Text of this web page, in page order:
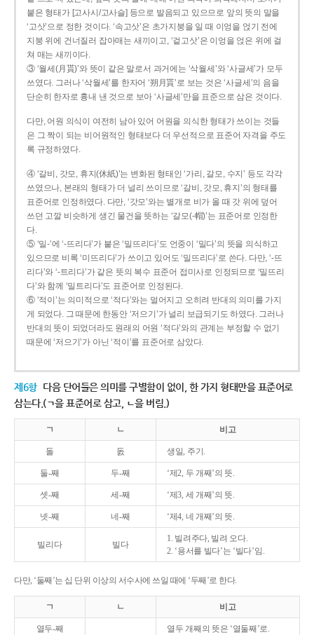
붙은 형태가 [고사시/고사슬] 등으로 발음되고 있으므로 앞의 뜻의 말을
‘고삿’으로 정한 것이다. ‘속고삿’은 초가지붕을 일 때 이엉을 얹기 전에
지붕 위에 건너질러 잡아매는 새끼이고, ‘겉고삿’은 이엉을 얹은 위에 걸
쳐 매는 새끼이다.
③ ‘월세(月貰)’와 뜻이 같은 말로서 과거에는 ‘삭월세’와 ‘사글세’가 모두
쓰였다. 그러나 ‘삭월세’를 한자어 ‘朔月貰’로 보는 것은 ‘사글세’의 음을
단순히 한자로 흉내 낸 것으로 보아 ‘사글세’만을 표준으로 삼은 것이다.
다만, 어원 의식이 여전히 남아 있어 어원을 의식한 형태가 쓰이는 것들
은 그 짝이 되는 비어원적인 형태보다 더 우선적으로 표준어 자격을 주도
록 규정하였다.
④ ‘갈비, 갓모, 휴지(休紙)’는 변화된 형태인 ‘가리, 갈모, 수지’ 등도 각각
쓰였으나, 본래의 형태가 더 널리 쓰이므로 ‘갈비, 갓모, 휴지’의 형태를
표준어로 인정하였다. 다만, ‘갓모’와는 별개로 비가 올 때 갓 위에 덮어
쓰던 고깔 비슷하게 생긴 물건을 뜻하는 ‘갈모(-帽)’는 표준어로 인정한
다.
⑤ ‘밀-’에 ‘-뜨리다’가 붙은 ‘밀뜨리다’도 언중이 ‘밀다’의 뜻을 의식하고
있으므로 비록 ‘미뜨리다’가 쓰이고 있어도 ‘밀뜨리다’로 쓴다. 다만, ‘-뜨
리다’와 ‘-트리다’가 같은 뜻의 복수 표준어 접미사로 인정되므로 ‘밀뜨리
다’와 함께 ‘밀트리다’도 표준어로 인정된다.
⑥ ‘적이’는 의미적으로 ‘적다’와는 멀어지고 오히려 반대의 의미를 가지
게 되었다. 그 때문에 한동안 ‘저으기’가 널리 보급되기도 하였다. 그러나
반대의 뜻이 되었더라도 원래의 어원 ‘적다’와의 관계는 부정할 수 없기
때문에 ‘저으기’가 아닌 ‘적이’를 표준어로 삼았다.
제6항 다음 단어들은 의미를 구별함이 없이, 한 가지 형태만을 표준어로
삼는다.(ㄱ을 표준어로 삼고, ㄴ을 버림.)
ㄱ ㄴ 비고
돌 돐 생일, 주기.
둘-째 두-째 ‘제2, 두 개째’의 뜻.
셋-째 세-째 ‘제3, 세 개째’의 뜻.
넷-째 네-째 ‘제4, 네 개째’의 뜻.
빌리다 빌다
1. 빌려주다, 빌려 오다.
2. ‘용서를 빌다’는 ‘빌다’임.
다만, ‘둘째’는 십 단위 이상의 서수사에 쓰일 때에 ‘두째’로 한다.
ㄱ ㄴ 비고
열두-째 열두 개째의 뜻은 ‘열둘째’로.